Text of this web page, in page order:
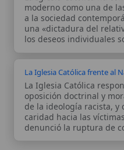
Autor:
Artículo
editorial de
patrísticos, de
teológicos,
de concilios,
magisteriales y
la Iglesia.